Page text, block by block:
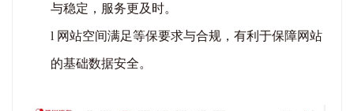
与稳定，服务更及时。
l 网站空间满足等保要求与合规，有利于保障网站
的基础数据安全。